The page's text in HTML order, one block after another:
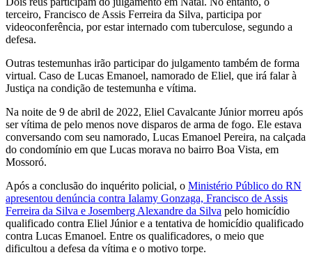
terceiro, Francisco de Assis Ferreira da Silva, participa por
videoconferência, por estar internado com tuberculose, segundo a
defesa.
Outras testemunhas irão participar do julgamento também de forma
virtual. Caso de Lucas Emanoel, namorado de Eliel, que irá falar à
Justiça na condição de testemunha e vítima.
Na noite de 9 de abril de 2022, Eliel Cavalcante Júnior morreu após
ser vítima de pelo menos nove disparos de arma de fogo. Ele estava
conversando com seu namorado, Lucas Emanoel Pereira, na calçada
do condomínio em que Lucas morava no bairro Boa Vista, em
Mossoró.
Após a conclusão do inquérito policial, o Ministério Público do RN
apresentou denúncia contra Ialamy Gonzaga, Francisco de Assis
Ferreira da Silva e Josemberg Alexandre da Silva pelo homicídio
qualificado contra Eliel Júnior e a tentativa de homicídio qualificado
contra Lucas Emanoel. Entre os qualificadores, o meio que
dificultou a defesa da vítima e o motivo torpe.